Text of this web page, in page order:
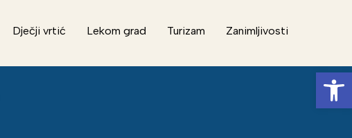
Dječji vrtić Lekom grad Turizam
Zanimljivosti